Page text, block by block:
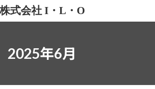
式会社 I・L・O
2025年6月